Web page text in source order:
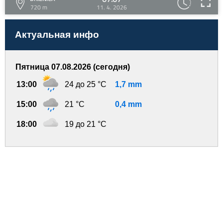
720 m
11. 4. 2026
Актуальная инфо
Пятница 07.08.2026 (сегодня)
13:00 24 до 25 °C 1,7 mm
15:00 21 °C 0,4 mm
18:00 19 до 21 °C